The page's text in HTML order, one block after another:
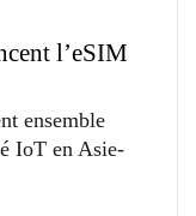
l’eSIM
ensemble
IoT en Asie-